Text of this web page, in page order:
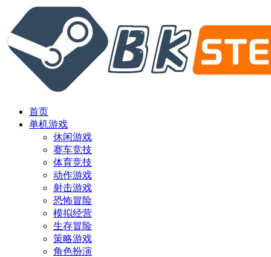
首页
单机游戏
休闲游戏
赛车竞技
体育竞技
动作游戏
射击游戏
恐怖冒险
模拟经营
生存冒险
策略游戏
角色扮演